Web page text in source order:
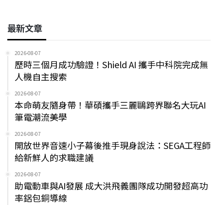
最新文章
2026-08-07
歷時三個月成功驗證！Shield AI 攜手中科院完成無
人機自主搜索
2026-08-07
本命萌友隨身帶！華碩攜手三麗鷗跨界聯名大玩AI
筆電潮流美學
2026-08-07
開放世界音速小子幕後推手現身說法：SEGA工程師
給新鮮人的求職建議
2026-08-07
助電動車與AI發展 成大洪飛義團隊成功開發超高功
率鋁包銅導線